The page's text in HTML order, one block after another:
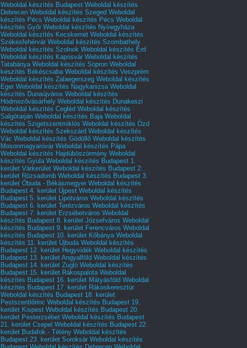
Weboldal készítés Budapest Weboldal készítés
Debrecen Weboldal készítés Szeged Weboldal
készítés Pécs Weboldal készítés Pécs Weboldal
készítés Győr Weboldal készítés Nyíregyháza
Weboldal készítés Kecskemét Weboldal készítés
Székesfehérvár Weboldal készítés Szombathely
Weboldal készítés Szolnok Weboldal készítés Érd
Weboldal készítés Kaposvár Weboldal készítés
Tatabánya Weboldal készítés Sopron Weboldal
készítés Békéscsaba Weboldal készítés Veszprém
Weboldal készítés Zalaegerszeg Weboldal készítés
Eger Weboldal készítés Nagykanizsa Weboldal
készítés Dunaújváros Weboldal készítés
Hódmezővásárhely Weboldal készítés Dunakeszi
Weboldal készítés Cegléd Weboldal készítés
Salgótarján Weboldal készítés Baja Weboldal
készítés Szigetszentmiklós Weboldal készítés Ózd
Weboldal készítés Szekszárd Weboldal készítés
Vác Weboldal készítés Gödöllő Weboldal készítés
Mosonmagyaróvár Weboldal készítés Pápa
Weboldal készítés Hajdúböszörmény Weboldal
készítés Gyula Weboldal készítés Budapest 1.
kerület Várkerület Weboldal készítés Budapest 2.
kerület Rózsadomb Weboldal készítés Budapest 3.
kerület Óbuda - Békásmegyer Weboldal készítés
Budapest 4. kerület Újpest Weboldal készítés
Budapest 5. kerület Lipótváros Weboldal készítés
Budapest 6. kerület Terézváros Weboldal készítés
Budapest 7. kerület Erzsébetváros Weboldal
készítés Budapest 8. kerület Józsefváros Weboldal
készítés Budapest 9. kerület Ferencváros Weboldal
készítés Budapest 10. kerület Kőbánya Weboldal
készítés 11. kerület Újbuda Weboldal készítés
Budapest 12. kerület Hegyvidék Weboldal készítés
Budapest 13. kerület Angyalföld Weboldal készítés
Budapest 14. kerület Zugló Weboldal készítés
Budapest 15. kerület Rákospalota Weboldal
készítés Budapest 16. kerület Mátyásföld Weboldal
készítés Budapest 17. kerület Rákoskeresztúr
Weboldal készítés Budapest 18. kerület
Pestszentlőrinc Weboldal készítés Budapest 19.
kerület Kispest Weboldal készítés Budapest 20.
kerület Pesterzsébet Weboldal készítés Budapest
21. kerület Csepel Weboldal készítés Budapest 22.
kerület Budafok - Tétény Weboldal készítés
Budapest 23. kerület Soroksár Weboldal készítés
Budapest Weboldal készítés Debrecen Weboldal